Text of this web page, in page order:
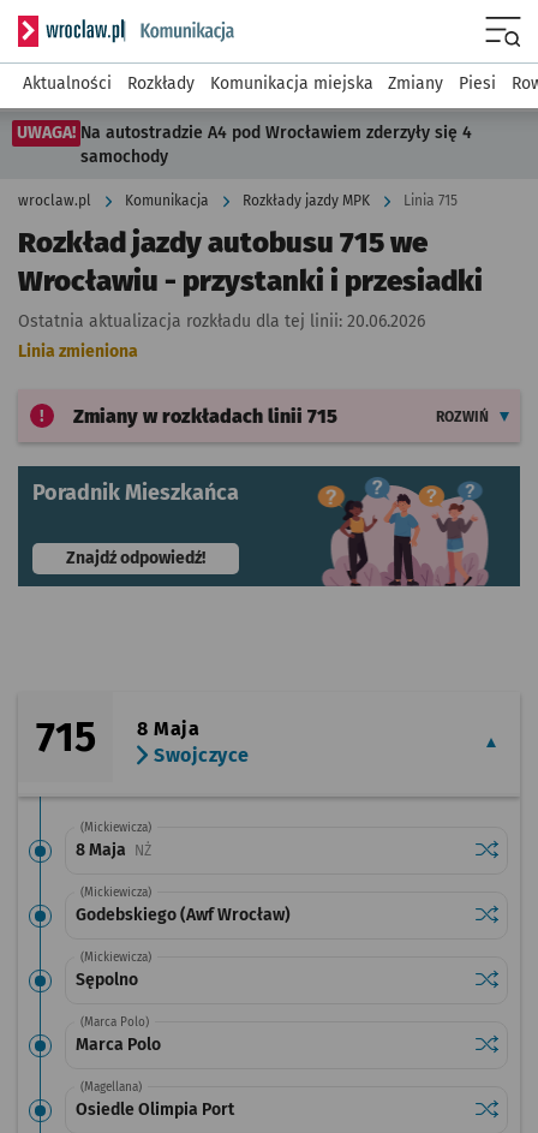
Serwis informacyjny wroclaw.pl podserwis: Komunikacja
Aktualności Rozkłady Komunikacja miejska Zmiany Piesi
UWAGA! Na autostradzie A4 pod Wrocławiem zderzyły się 4
samochody
wroclaw.pl Komunikacja Rozkłady jazdy MPK Linia 715
Rozkład jazdy autobusu 715 we
Wrocławiu - przystanki i przesiadki
Ostatnia aktualizacja rozkładu dla tej linii: 20.06.2026
Linia zmieniona
Zmiany w rozkładach linii 715 ROZWIŃ
Poradnik Mieszkańca
Znajdź odpowiedź!- otworzy się w nowej karcie
715
8 Maja
Swojczyce
(Mickiewicza)
8 Maja NŻPrzystanek na życzenie
(Mickiewicza)
Godebskiego (Awf Wrocław)
(Mickiewicza)
Sępolno
(Marca Polo)
Marca Polo
(Magellana)
Osiedle Olimpia Port